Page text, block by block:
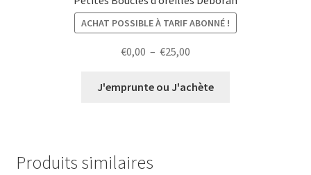
ACHAT POSSIBLE À TARIF ABONNÉ !
€0,00 – €25,00
prix :
J'emprunte ou J'achète
Produits similaires